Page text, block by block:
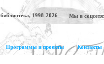
1998-2026 Мы в
Программы и проекты Контакты